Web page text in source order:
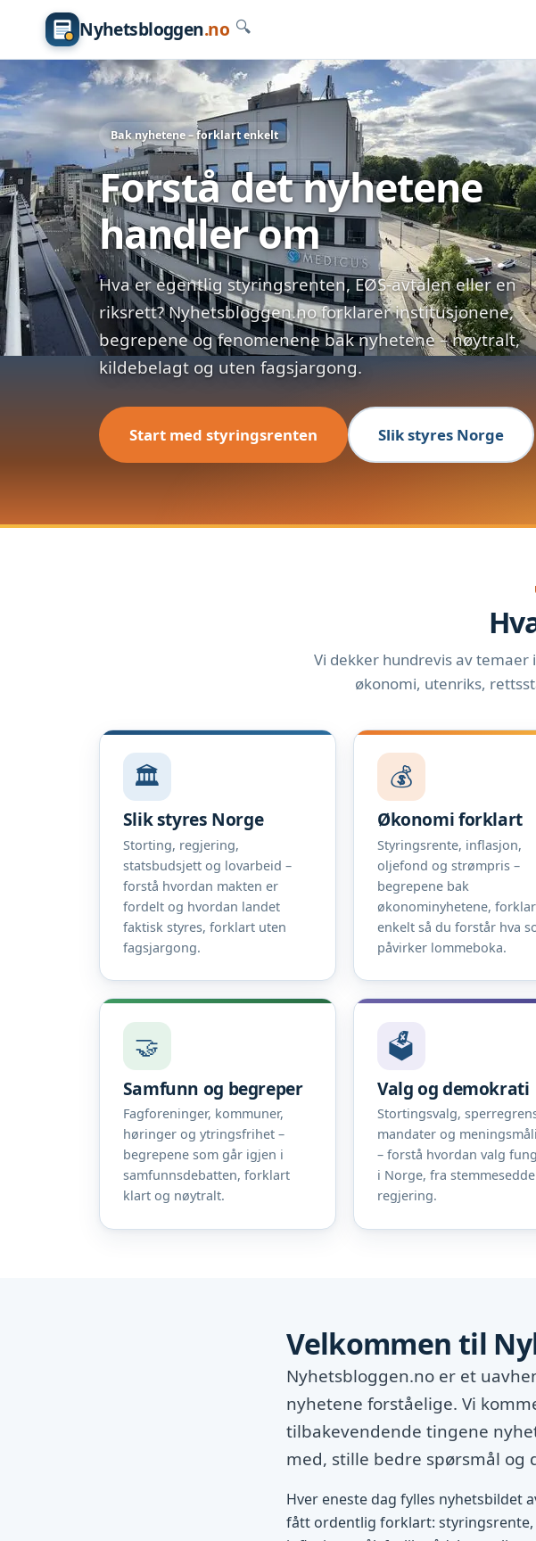
Nyhetsbloggen.no 🔍
Bak nyhetene – forklart enkelt
Forstå det nyhetene
handler om
Hva er egentlig styringsrenten, EØS-avtalen eller en
riksrett? Nyhetsbloggen.no forklarer institusjonene,
begrepene og fenomenene bak nyhetene – nøytralt,
kildebelagt og uten fagsjargong.
Start med styringsrenten Slik styres Norge
Vi dekker hundrevis av
økonomi, utenriks,
🏛️
Slik styres Norge
Storting, regjering,
statsbudsjett og lovarbeid –
forstå hvordan makten er
fordelt og hvordan landet
faktisk styres, forklart uten
fagsjargong.
💰
Økonomi forklart
Styringsrente, inflasjon,
oljefond og strømpris –
begrepene bak
økonominyhetene,
enkelt så du forstår hva
påvirker lommeboka.
🤝
Samfunn og begreper
Fagforeninger, kommuner,
høringer og ytringsfrihet –
begrepene som går igjen i
samfunnsdebatten, forklart
klart og nøytralt.
🗳️
Valg og demokrati
Stortingsvalg,
mandater og
– forstå hvordan valg
i Norge, fra
regjering.
Velkommen til
Nyhetsbloggen.no er et
nyhetene forståelige. Vi
tilbakevendende tingene
med, stille bedre spørsmål
Hver eneste dag fylles nyhetsbildet
fått ordentlig forklart: